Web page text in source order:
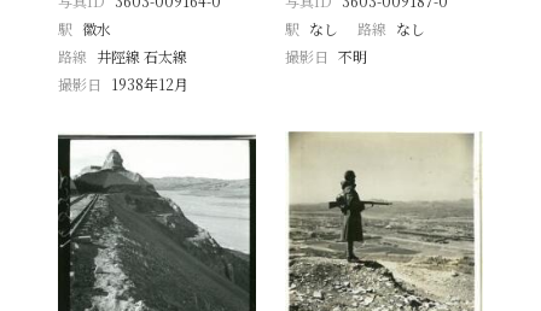
駅 徽水
路線 井陘線 石太線
撮影日
1938年12月
駅 なし 路線 なし
撮影日 不明